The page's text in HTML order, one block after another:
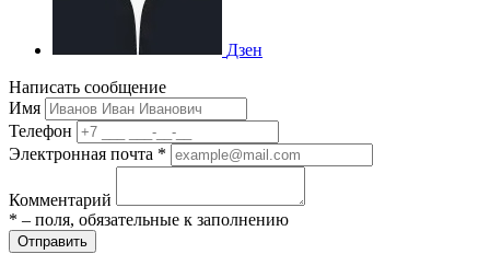
Дзен
Написать сообщение
Имя
Телефон
Электронная почта *
Комментарий
* – поля, обязательные к заполнению
Отправить